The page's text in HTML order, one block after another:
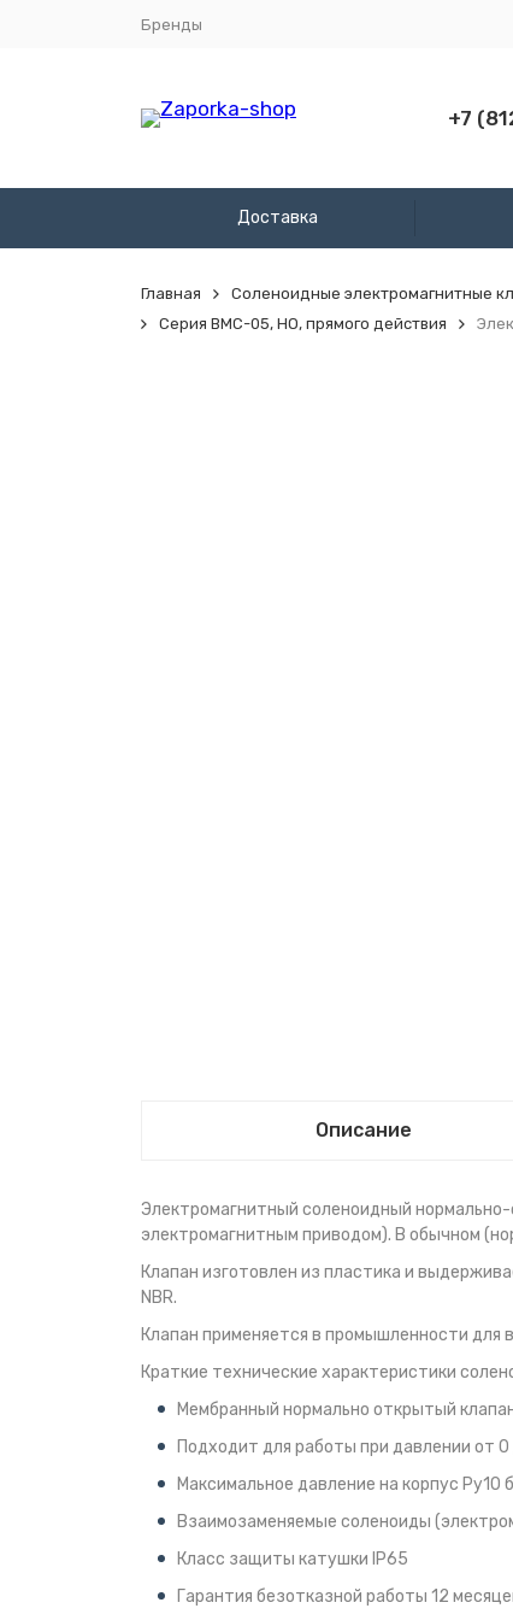
Бренды
+7
Доставка
Главная Соленоидные электромагнитные
Серия BMC-05, НО, прямого действия
Описание
Электромагнитный соленоидный
электромагнитным приводом). В обычном
Клапан изготовлен из пластика и
NBR.
Клапан применяется в промышленности для
Краткие технические характеристики
Мембранный нормально открытый
Подходит для работы при давлении от 0
Максимальное давление на корпус Ру10
Взаимозаменяемые соленоиды
Класс защиты катушки IP65
Гарантия безотказной работы 12